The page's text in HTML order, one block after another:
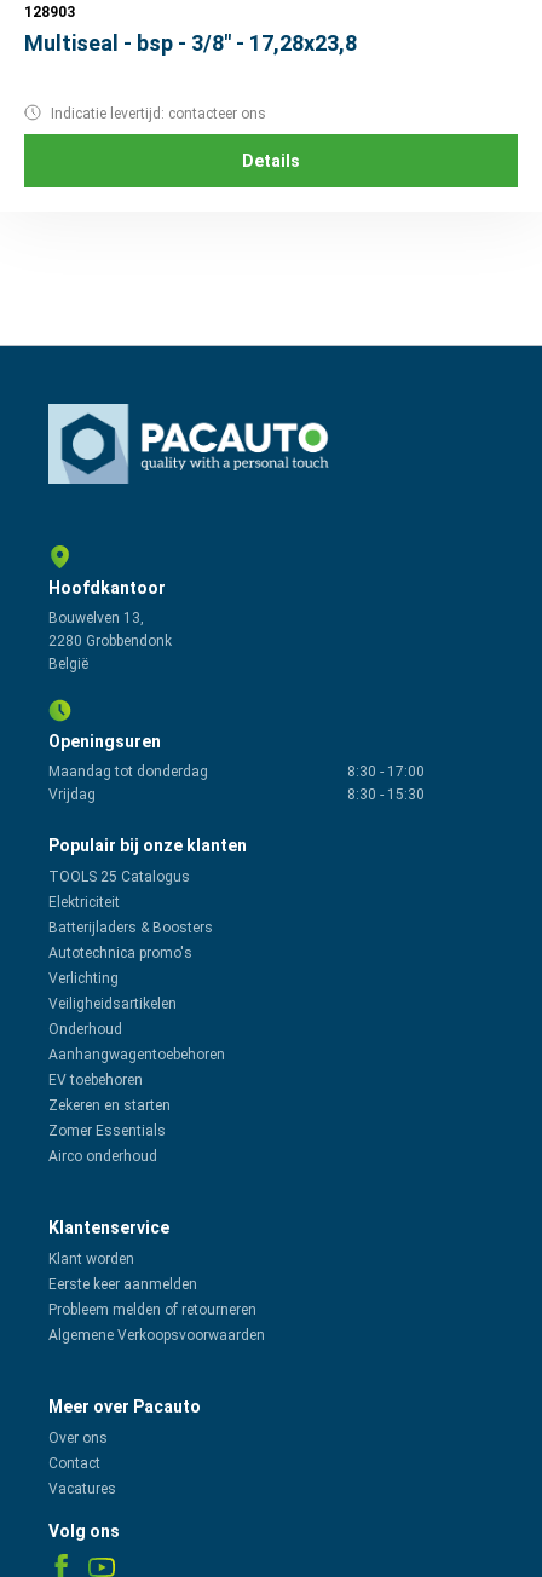
128903
Multiseal - bsp - 3/8" - 17,28x23,8
Indicatie levertijd: contacteer ons
Details
Hoofdkantoor
Bouwelven 13,
2280 Grobbendonk
België
Openingsuren
Maandag tot donderdag 8:30 - 17:00
Vrijdag
8:30 - 15:30
Populair bij onze klanten
TOOLS 25 Catalogus
Elektriciteit
Batterijladers & Boosters
Autotechnica promo's
Verlichting
Veiligheidsartikelen
Onderhoud
Aanhangwagentoebehoren
EV toebehoren
Zekeren en starten
Zomer Essentials
Airco onderhoud
Klantenservice
Klant worden
Eerste keer aanmelden
Probleem melden of retourneren
Algemene Verkoopsvoorwaarden
Meer over Pacauto
Over ons
Contact
Vacatures
Volg ons